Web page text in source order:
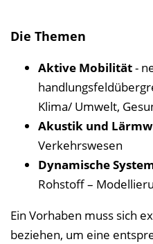
Die Themen
Aktive Mobilität-
Klima/ Umwelt,
Akustik und
Verkehrswesen
Dynamische
Rohstoff –
Ein Vorhaben muss sich
beziehen, um eine